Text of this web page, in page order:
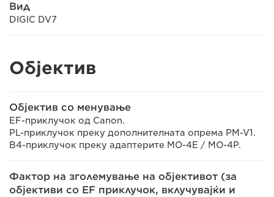
Вид
DIGIC DV7
Објектив
Објектив со менување
EF-приклучок од Canon.
PL-приклучок преку дополнителната опрема PM-V1.
B4-приклучок преку адаптерите MO-4E / MO-4P.
Фактор на зголемување на објективот (за
објективи со EF приклучок, вклучувајќи и